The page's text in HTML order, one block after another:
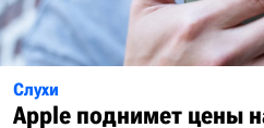
Слухи
Apple поднимет цены